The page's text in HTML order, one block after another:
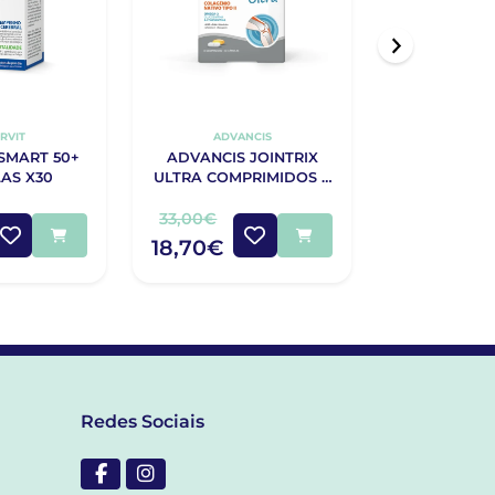
50+
X30
ADVANCIS
ADVANCIS JOINTRIX
ULTRA COMPRIMIDOS X
33,00€
18,70€
Redes Sociais